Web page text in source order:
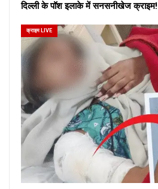
दिल्ली के पॉश इलाके में सनसनीखेज क्राइम!
क्राइम LIVE